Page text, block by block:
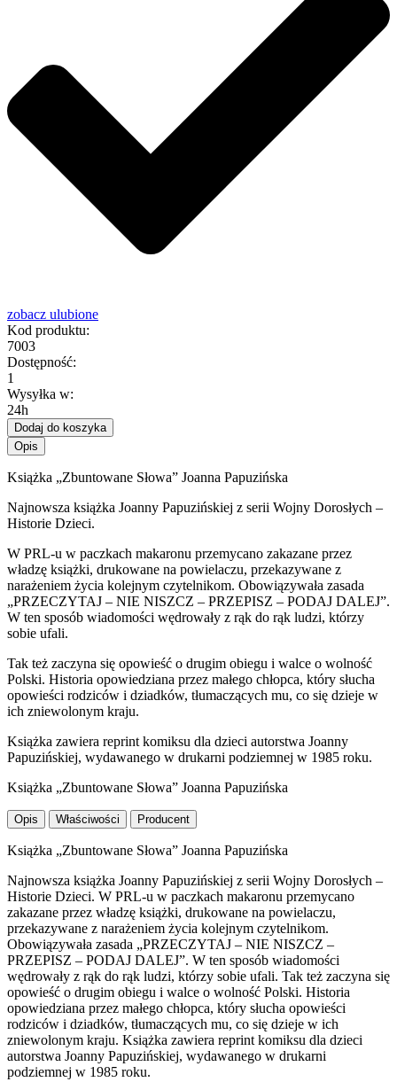
zobacz ulubione
Kod produktu:
7003
Dostępność:
1
Wysyłka w:
24h
Dodaj do koszyka
Opis
Książka „Zbuntowane Słowa” Joanna Papuzińska
Najnowsza książka Joanny Papuzińskiej z serii Wojny Dorosłych –
Historie Dzieci.
W PRL-u w paczkach makaronu przemycano zakazane przez
władzę książki, drukowane na powielaczu, przekazywane z
narażeniem życia kolejnym czytelnikom. Obowiązywała zasada
„PRZECZYTAJ – NIE NISZCZ – PRZEPISZ – PODAJ DALEJ”.
W ten sposób wiadomości wędrowały z rąk do rąk ludzi, którzy
sobie ufali.
Tak też zaczyna się opowieść o drugim obiegu i walce o wolność
Polski. Historia opowiedziana przez małego chłopca, który słucha
opowieści rodziców i dziadków, tłumaczących mu, co się dzieje w
ich zniewolonym kraju.
Książka zawiera reprint komiksu dla dzieci autorstwa Joanny
Papuzińskiej, wydawanego w drukarni podziemnej w 1985 roku.
Książka „Zbuntowane Słowa” Joanna Papuzińska
Opis Właściwości Producent
Książka „Zbuntowane Słowa” Joanna Papuzińska
Najnowsza książka Joanny Papuzińskiej z serii Wojny Dorosłych –
Historie Dzieci. W PRL-u w paczkach makaronu przemycano
zakazane przez władzę książki, drukowane na powielaczu,
przekazywane z narażeniem życia kolejnym czytelnikom.
Obowiązywała zasada „PRZECZYTAJ – NIE NISZCZ –
PRZEPISZ – PODAJ DALEJ”. W ten sposób wiadomości
wędrowały z rąk do rąk ludzi, którzy sobie ufali. Tak też zaczyna się
opowieść o drugim obiegu i walce o wolność Polski. Historia
opowiedziana przez małego chłopca, który słucha opowieści
rodziców i dziadków, tłumaczących mu, co się dzieje w ich
zniewolonym kraju. Książka zawiera reprint komiksu dla dzieci
autorstwa Joanny Papuzińskiej, wydawanego w drukarni
podziemnej w 1985 roku.